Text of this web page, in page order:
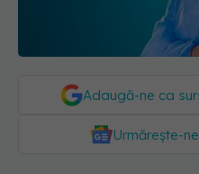
Adaugă-ne ca
Urmărește-